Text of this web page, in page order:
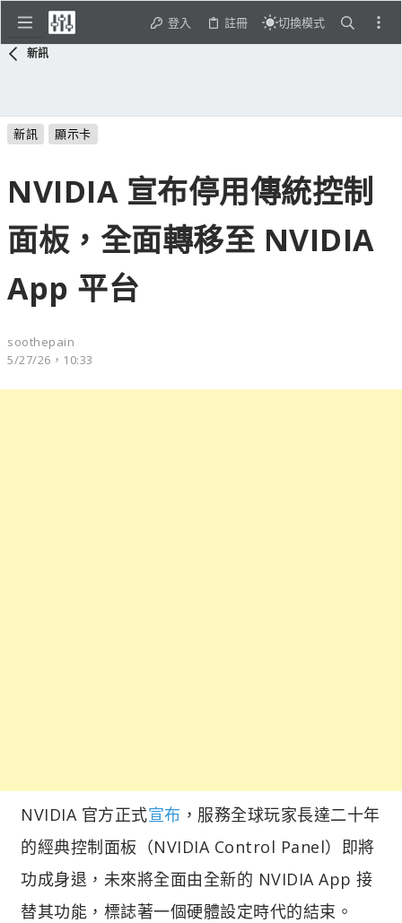
登入 註冊 切換模式
新訊
新訊 顯示卡
NVIDIA 宣布停用傳統控制
面板，全面轉移至 NVIDIA
App 平台
soothepain
5/27/26，10:33
NVIDIA 官方正式宣布 ，服務全球玩家長達二十年
的經典控制面板（NVIDIA Control Panel）即將
功成身退，未來將全面由全新的 NVIDIA App 接
替其功能，標誌著一個硬體設定時代的結束。